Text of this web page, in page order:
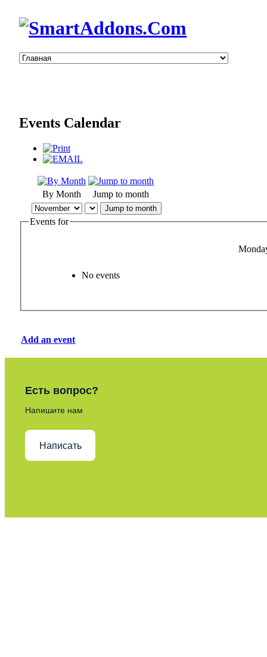
Events Calendar
By Month Jump to month
Jump to month
Events for
No events
Add an event
Есть вопрос?
Напишите нам
Написать